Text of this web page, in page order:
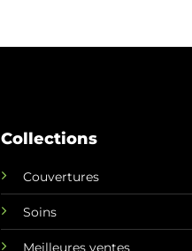
Collections
Couvertures
Soins
Meilleures ventes